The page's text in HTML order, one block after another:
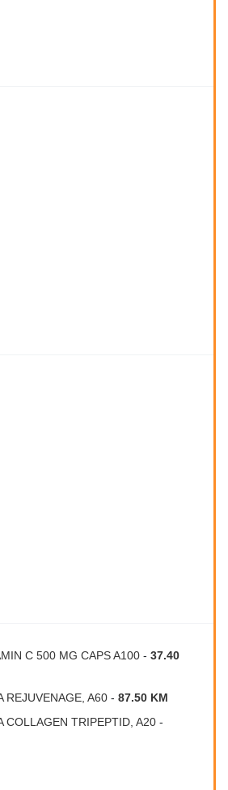
C 500 MG CAPS A100 - 37.40
REJUVENAGE, A60 - 87.50 KM
COLLAGEN TRIPEPTID, A20 -